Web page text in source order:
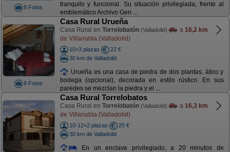
8 Fotos
tranquilo y funcional. Su situación privilegiada, frente al
emblemático Archivo Gen ...
8 Fotos
Casa Rural Urueña
Casa Rural en Torrelobatón (Valladolid) a 16,2 km
de Villanubla (Valladolid)
10+3 plazas
22 €
30 km de Valladolid
Urueña es una casa de piedra de dos plantas, ático y
bodega (opcional), decorada en estilo rústico. En sus
paredes se mezclan la piedra y el ...
Casa Rural Torrelobatos
Casa Rural en Torrelobatón (Valladolid) a 16,3 km
de Villanubla (Valladolid)
10-12+2 plazas
25 €
30 km de Valladolid
En un enclave privilegiado, a 20 minutos de